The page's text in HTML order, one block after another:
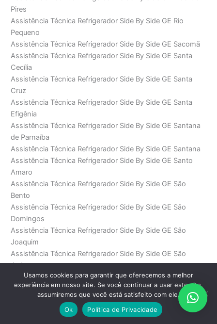
Pires
Assistência Técnica Refrigerador Side By Side GE Rio
Pequeno
Assistência Técnica Refrigerador Side By Side GE Sacomã
Assistência Técnica Refrigerador Side By Side GE Santa
Cecília
Assistência Técnica Refrigerador Side By Side GE Santa
Cruz
Assistência Técnica Refrigerador Side By Side GE Santa
Efigênia
Assistência Técnica Refrigerador Side By Side GE Santana
de Parnaíba
Assistência Técnica Refrigerador Side By Side GE Santana
Assistência Técnica Refrigerador Side By Side GE Santo
Amaro
Assistência Técnica Refrigerador Side By Side GE São
Bento
Assistência Técnica Refrigerador Side By Side GE São
Domingos
Assistência Técnica Refrigerador Side By Side GE São
Joaquim
Assistência Técnica Refrigerador Side By Side GE São
Judas
Assistência Técnica Refrigerador Side By Side GE São Paulo
Assistência Técnica Refrigerador Side By Side GE Saúde
Assistência Técnica Refrigerador Side By Side GE SP
Assistência Técnica Refrigerador Side By Side GE Sumaré
Usamos cookies para garantir que oferecemos a melhor
experiência em nosso site. Se você continuar a usar este site,
assumiremos que você está satisfeito com ele.
Ok
Política de Privacidade